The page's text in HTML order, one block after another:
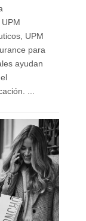
UPM
para
ayudan
...